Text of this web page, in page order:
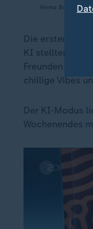
Hema Budaraju,
Die ersten
KI stellten,
Freunden
chillige Vibes
Der KI-Modus
Wochenendes